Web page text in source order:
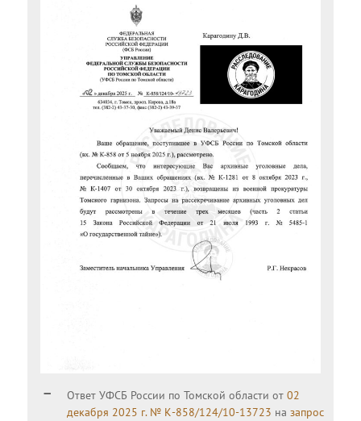
Ответ УФСБ России по Томской области от02
декабря 2025 г. № К-858/124/10-13723 назапрос